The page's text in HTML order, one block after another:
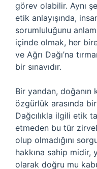
görev olabilir. Aynı
etik anlayışında,
sorumluluğunu
içinde olmak, her
ve Ağrı Dağı’na
bir sınavıdır.
Bir yandan, doğanın
özgürlük arasında
Dağcılıkla ilgili etik
etmeden bu tür
olup olmadığını
hakkına sahip
olarak doğru mu